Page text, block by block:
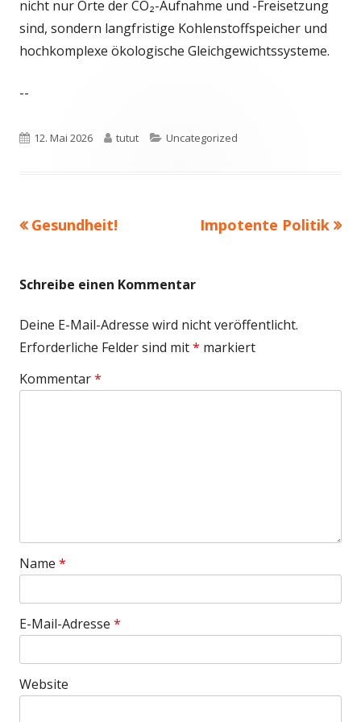
nicht nur Orte der CO₂-Aufnahme und -Freisetzung
sind, sondern langfristige Kohlenstoffspeicher und
hochkomplexe ökologische Gleichgewichtssysteme.
--
Veröffentlicht
12. Mai 2026 Autor
tutut Kategorien
Uncategorized
Beitragsnavigation
Vorheriger
Gesundheit!
Nächster
Impotente Politik
Schreibe einen Kommentar
Deine E-Mail-Adresse wird nicht veröffentlicht.
Erforderliche Felder sind mit* markiert
Kommentar*
Name *
E-Mail-Adresse *
Website